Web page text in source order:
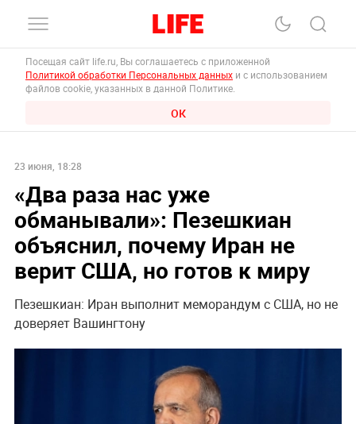
Посещая сайт life.ru, Вы соглашаетесь с приложенной
Политикой обработки Персональных данных и с использованием
файлов cookie, указанных в данной Политике.
ОК
23 июня, 18:28
«Два раза нас уже
обманывали»: Пезешкиан
объяснил, почему Иран не
верит США, но готов к миру
Пезешкиан: Иран выполнит меморандум с США, но не
доверяет Вашингтону